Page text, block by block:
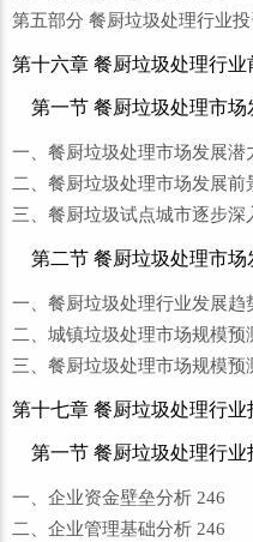
第五部分 餐厨垃圾处理行业
第十六章 餐厨垃圾处理行业
第一节 餐厨垃圾处理市场
一、餐厨垃圾处理市场发展潜
二、餐厨垃圾处理市场发展前
三、餐厨垃圾试点城市逐步深
第二节 餐厨垃圾处理市场
一、餐厨垃圾处理行业发展趋
二、城镇垃圾处理市场规模预
三、餐厨垃圾处理市场规模预
第十七章 餐厨垃圾处理行
第一节 餐厨垃圾处理行业
一、企业资金壁垒分析 246
二、企业管理基础分析 246